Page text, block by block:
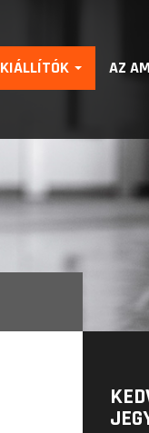
KIÁLLÍTÓK AZ